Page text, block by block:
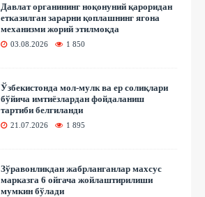
Давлат органининг ноқонуний қароридан
етказилган зарарни қоплашнинг ягона
механизми жорий этилмоқда
03.08.2026 1 850
Ўзбекистонда мол-мулк ва ер солиқлари
бўйича имтиёзлардан фойдаланиш
тартиби белгиланди
21.07.2026 1 895
Зўравонликдан жабрланганлар махсус
марказга 6 ойгача жойлаштирилиши
мумкин бўлади